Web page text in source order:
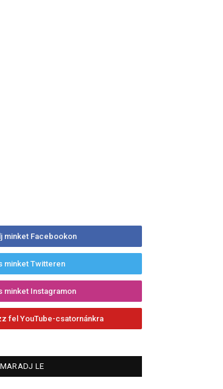
minket Facebookon
minket Twitteren
minket Instagramon
fel YouTube-csatornánkra
LE